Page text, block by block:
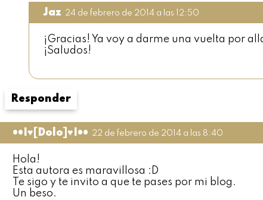
Jaz 24 de febrero de 2014 a las 12:50
¡Gracias! Ya voy a darme una vuelta por
¡Saludos!
Responder
••I♥[Dolo]♥I•• 22 de febrero de 2014 a las 8:40
Hola!
Esta autora es maravillosa :D
Te sigo y te invito a que te pases por mi blog.
Un beso.